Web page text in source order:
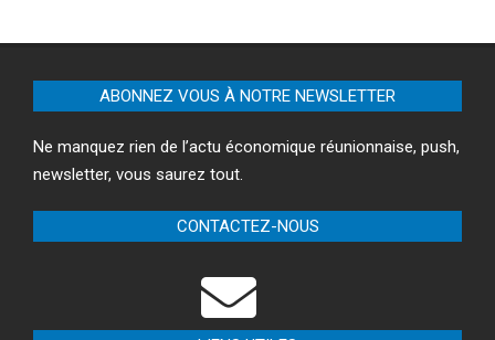
ABONNEZ VOUS À NOTRE NEWSLETTER
Ne manquez rien de l’actu économique réunionnaise, push,
newsletter, vous saurez tout.
CONTACTEZ-NOUS